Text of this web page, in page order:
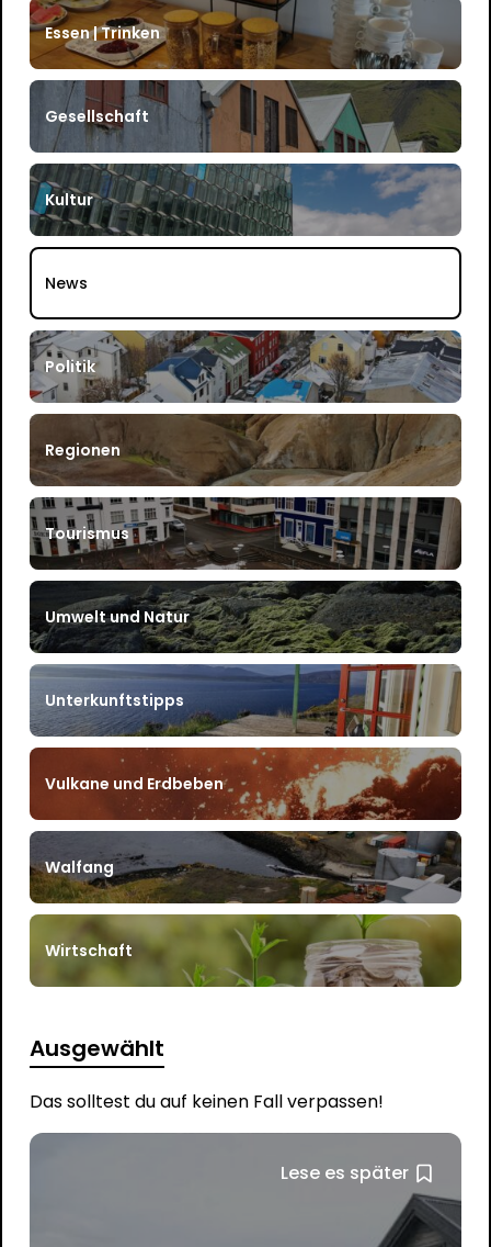
Essen | Trinken
Gesellschaft
Kultur
News
Politik
Regionen
Tourismus
Umwelt und Natur
Unterkunftstipps
Vulkane und Erdbeben
Walfang
Wirtschaft
Ausgewählt
Das solltest du auf keinen Fall verpassen!
Lese es später